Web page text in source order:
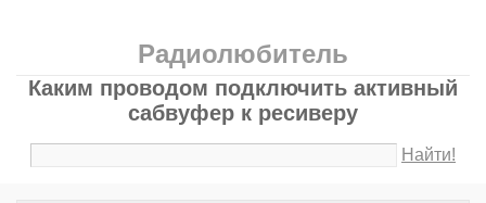
Радиолюбитель
Каким проводом подключить активный
сабвуфер к ресиверу
Найти!